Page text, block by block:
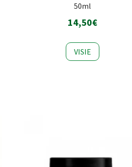
50ml
14,50€
VISIE